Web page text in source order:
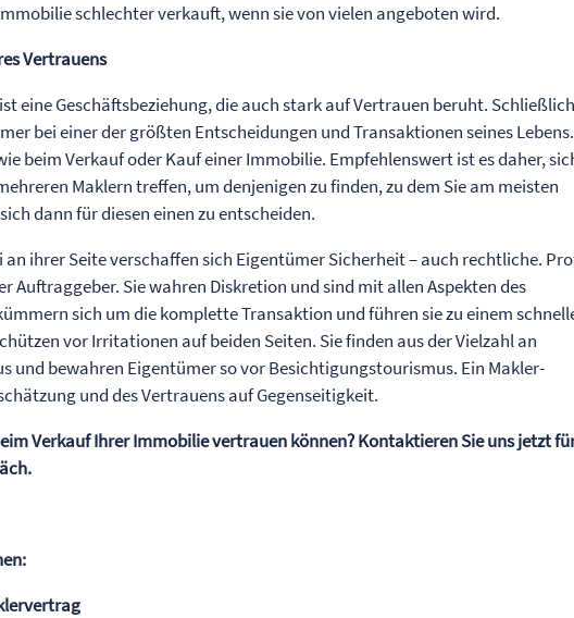
schlechter verkauft, wenn sie von vielen angeboten wird.
Vertrauens
eine Geschäftsbeziehung, die auch stark auf Vertrauen beruht.
bei einer der größten Entscheidungen und Transaktionen seines Lebens.
beim Verkauf oder Kauf einer Immobilie. Empfehlenswert ist es daher,
Maklern treffen, um denjenigen zu finden, zu dem Sie am meisten
dann für diesen einen zu entscheiden.
ihrer Seite verschaffen sich Eigentümer Sicherheit – auch rechtliche.
Auftraggeber. Sie wahren Diskretion und sind mit allen Aspekten des
sich um die komplette Transaktion und führen sie zu einem
vor Irritationen auf beiden Seiten. Sie finden aus der Vielzahl an
und bewahren Eigentümer so vor Besichtigungstourismus. Ein Makler-
und des Vertrauens auf Gegenseitigkeit.
Verkauf Ihrer Immobilie vertrauen können? Kontaktieren Sie uns jetzt